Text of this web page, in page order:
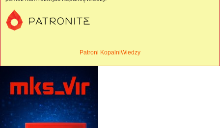
Patroni KopalniWiedzy